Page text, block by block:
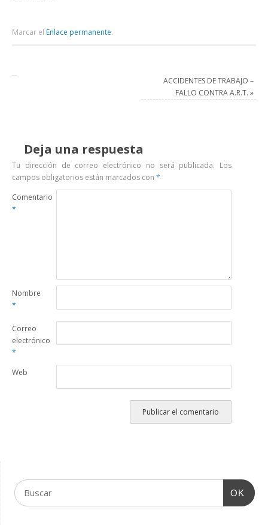
Civil y Comercial N° 8 de
Marcar el Enlace permanente.
ACCIDENTES DE TRABAJO –
FALLO CONTRA A.R.T. »
Deja una respuesta
Tu dirección de correo electrónico no será publicada. Los
campos obligatorios están marcados con*
Comentario
*
Nombre
*
Correo
electrónico
*
Web
OK